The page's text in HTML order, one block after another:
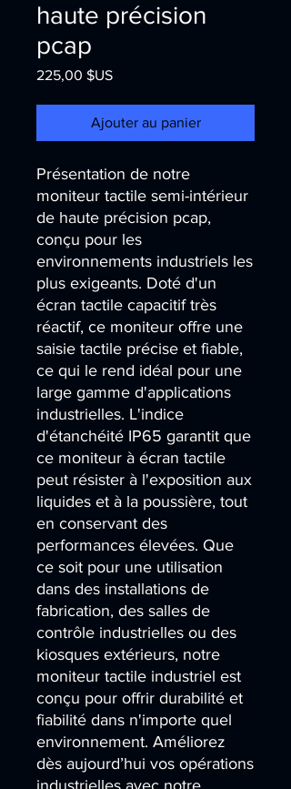
haute précision
pcap
225,00 $USPrix
Ajouter au panier
Présentation de notre
moniteur tactile semi-intérieur
de haute précision pcap,
conçu pour les
environnements industriels les
plus exigeants. Doté d'un
écran tactile capacitif très
réactif, ce moniteur offre une
saisie tactile précise et fiable,
ce qui le rend idéal pour une
large gamme d'applications
industrielles. L'indice
d'étanchéité IP65 garantit que
ce moniteur à écran tactile
peut résister à l'exposition aux
liquides et à la poussière, tout
en conservant des
performances élevées. Que
ce soit pour une utilisation
dans des installations de
fabrication, des salles de
contrôle industrielles ou des
kiosques extérieurs, notre
moniteur tactile industriel est
conçu pour offrir durabilité et
fiabilité dans n'importe quel
environnement. Améliorez
dès aujourd’hui vos opérations
industrielles avec notre